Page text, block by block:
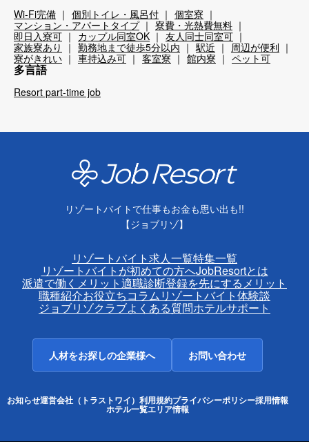
Wi-Fi完備 個別トイレ・風呂付
個室寮
マンション・アパートタイプ
寮費・光熱費無料
即日入寮可
カップル同室OK
友人同士同室可
家族寮あり
勤務地まで徒歩5分以内 駅近
周辺が便利
寮がきれい
車持込み可 客室寮 館内寮 ペット可
多言語
Resort part-time job
リゾートバイトで仕事もお金も思い出も!!
【ジョブリゾ】
リゾートバイト求人一覧特集一覧
リゾートバイトが初めての方へJobResortとは
派遣で働くメリット適職診断登録を先にするメリット
職種紹介お役立ちコラムリゾートバイト体験談
ジョブリゾクラブよくある質問ホテルサポート
人材をお探しの企業様へ お問い合わせ
お知らせ運営会社（トラストワイ） 利用規約プライバシーポリシー採用情報
ホテル一覧エリア情報